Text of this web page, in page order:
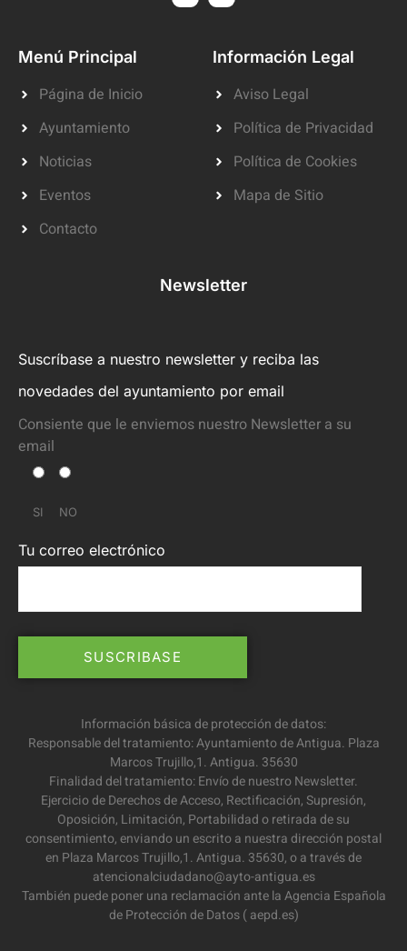
Menú Principal
Página de Inicio
Ayuntamiento
Noticias
Eventos
Contacto
Información Legal
Aviso Legal
Política de Privacidad
Política de Cookies
Mapa de Sitio
Newsletter
Suscríbase a nuestro newsletter y reciba las
novedades del ayuntamiento por email
Consiente que le enviemos nuestro Newsletter a su
email
SI NO
Tu correo electrónico
Información básica de protección de datos:
Responsable del tratamiento: Ayuntamiento de Antigua. Plaza
Marcos Trujillo,1. Antigua. 35630
Finalidad del tratamiento: Envío de nuestro Newsletter.
Ejercicio de Derechos de Acceso, Rectificación, Supresión,
Oposición, Limitación, Portabilidad o retirada de su
consentimiento, enviando un escrito a nuestra dirección postal
en Plaza Marcos Trujillo,1. Antigua. 35630, o a través de
atencionalciudadano@ayto-antigua.es
También puede poner una reclamación ante la Agencia Española
de Protección de Datos ( aepd.es)